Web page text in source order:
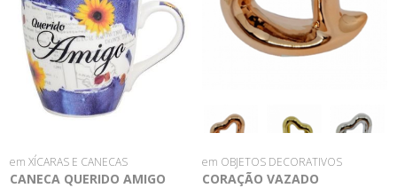
em XÍCARAS E CANECAS
CANECA QUERIDO AMIGO
em OBJETOS DECORATIVOS
CORAÇÃO VAZADO